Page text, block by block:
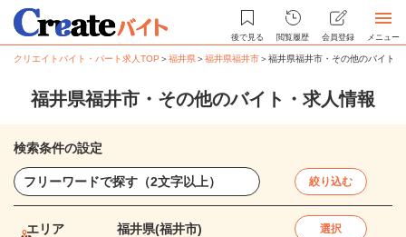
後で見る 閲覧履歴 会員登録 メニュー
クリエイトバイト・パート求人TOP ＞福井県＞福井県福井市＞福井県福井市・その他のバイト
福井県福井市・その他のバイト・求人情報
検索条件の設定
絞り込む
エリア 福井県(福井市) 選択